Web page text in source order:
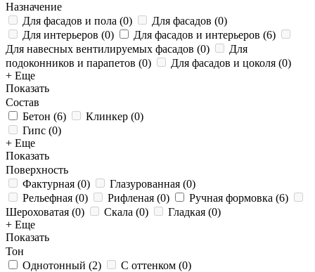
Назначение
Для фасадов и пола (0) Для фасадов (0)
Для интерьеров (0) Для фасадов и интерьеров (6)
Для навесных вентилируемых фасадов (0)
Для
подоконников и парапетов (0) Для фасадов и цоколя (0)
+ Еще
Показать
Состав
Бетон (6) Клинкер (0)
Гипс (0)
+ Еще
Показать
Поверхность
Фактурная (0) Глазурованная (0)
Рельефная (0) Рифленая (0) Ручная формовка (6)
Шероховатая (0) Скала (0) Гладкая (0)
+ Еще
Показать
Тон
Однотонный (2) С оттенком (0)